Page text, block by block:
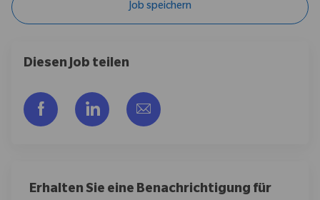
Job speichern
Diesen Job teilen
Über Facebook teilen
Über LinkedIn teilen
Per E-Mail teilen
Erhalten Sie eine Benachrichtigung für